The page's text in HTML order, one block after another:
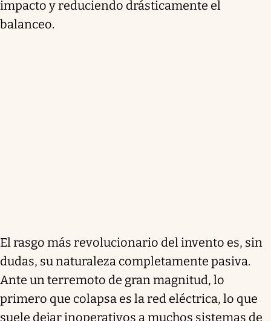
impacto y reduciendo drásticamente el
balanceo.
El rasgo más revolucionario del invento es, sin
dudas, su naturaleza completamente pasiva.
Ante un terremoto de gran magnitud, lo
primero que colapsa es la red eléctrica, lo que
suele dejar inoperativos a muchos sistemas de